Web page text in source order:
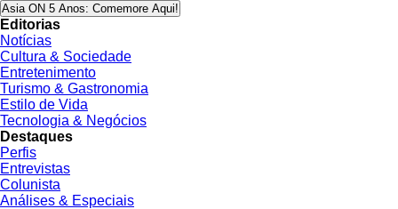
Asia ON 5 Anos: Comemore Aqui!
Editorias
Notícias
Cultura & Sociedade
Entretenimento
Turismo & Gastronomia
Estilo de Vida
Tecnologia & Negócios
Destaques
Perfis
Entrevistas
Colunista
Análises & Especiais